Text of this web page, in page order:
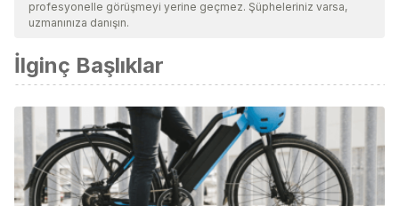
tarafından derinlemesine incelendi. Bu makalenin bibliyografisi
kabul edildi.
Allende, I. (2014).La casa de los espíritus. Plaza & Janés.
Allende, I. (2017).
Cuentos de Eva Luna. Vintage Espanol.
Allende, I. (2017).
De amor y de sombra. Vintage Espanol.
Allende, I. (2016).
Hija de la fortuna. Plaza & Janés.
profesyonelle görüşmeyi yerine geçmez. Şüpheleriniz varsa,
uzmanınıza danışın.
İlginç Başlıklar